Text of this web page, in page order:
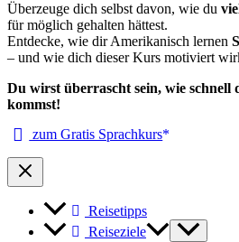
Überzeuge dich selbst davon, wie du
für möglich gehalten hättest.
Entdecke, wie dir Amerikanisch lernen
– und wie dich dieser Kurs motiviert
Du wirst überrascht sein, wie schnell
kommst!
zum Gratis Sprachkurs
Reisetipps
Reiseziele